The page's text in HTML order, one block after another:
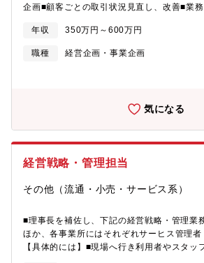
企画■顧客ごとの取引状況見直し、改善■業
年収
350万円～600万円
職種
経営企画・事業企画
気になる
経営戦略・管理担当
その他（流通・小売・サービス系）
■理事長を補佐し、下記の経営戦略・管理業
ほか、各事業所にはそれぞれサーヒス管理
【具体的には】■現場へ行き利用者やスタッ